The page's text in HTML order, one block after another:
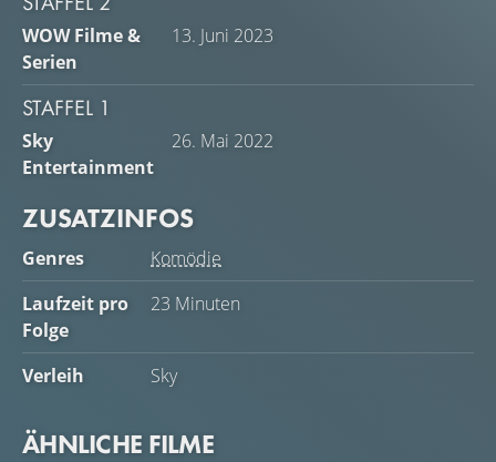
ist.
WOW Filme &
Serien
13. Juni 2023
STAFFEL 1
Sky
Entertainment
26. Mai 2022
ZUSATZINFOS
Genres
Komödie
Laufzeit pro
Folge
23 Minuten
Verleih Sky
ÄHNLICHE FILME